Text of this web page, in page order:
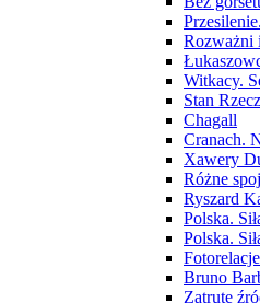
Rozważni
Witkacy.
Stan
Chagall
Cranach.
Xawery
Różne
Ryszard
Polska.
Polska.
Bruno
Zatrute